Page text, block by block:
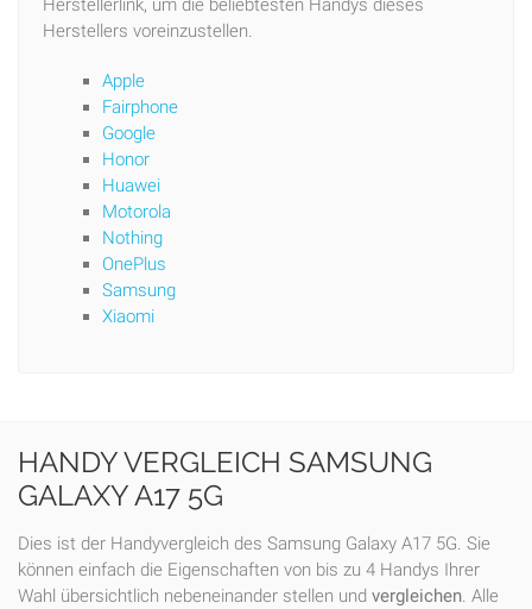
Herstellerlink, um die beliebtesten Handys dieses
Herstellers voreinzustellen.
Apple
Fairphone
Google
Honor
Huawei
Motorola
Nothing
OnePlus
Samsung
Xiaomi
HANDY VERGLEICH SAMSUNG
GALAXY A17 5G
Dies ist der Handyvergleich des Samsung Galaxy A17 5G. Sie
können einfach die Eigenschaften von bis zu 4 Handys Ihrer
Wahl übersichtlich nebeneinander stellen und vergleichen. Alle